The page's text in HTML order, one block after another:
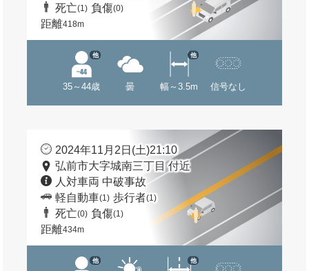
死亡(1) 負傷(0)
距離418m
35～44歳
他
曇 幅～3.5m
他
信号なし
2024年11月2日(土)21:10
弘前市大字城南三丁目 付近
人対車両 中破事故
軽自動車(1) 歩行者(1)
死亡(0) 負傷(1)
距離434m
他 他